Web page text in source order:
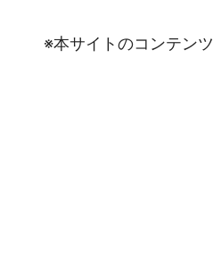
※本サイトのコンテン